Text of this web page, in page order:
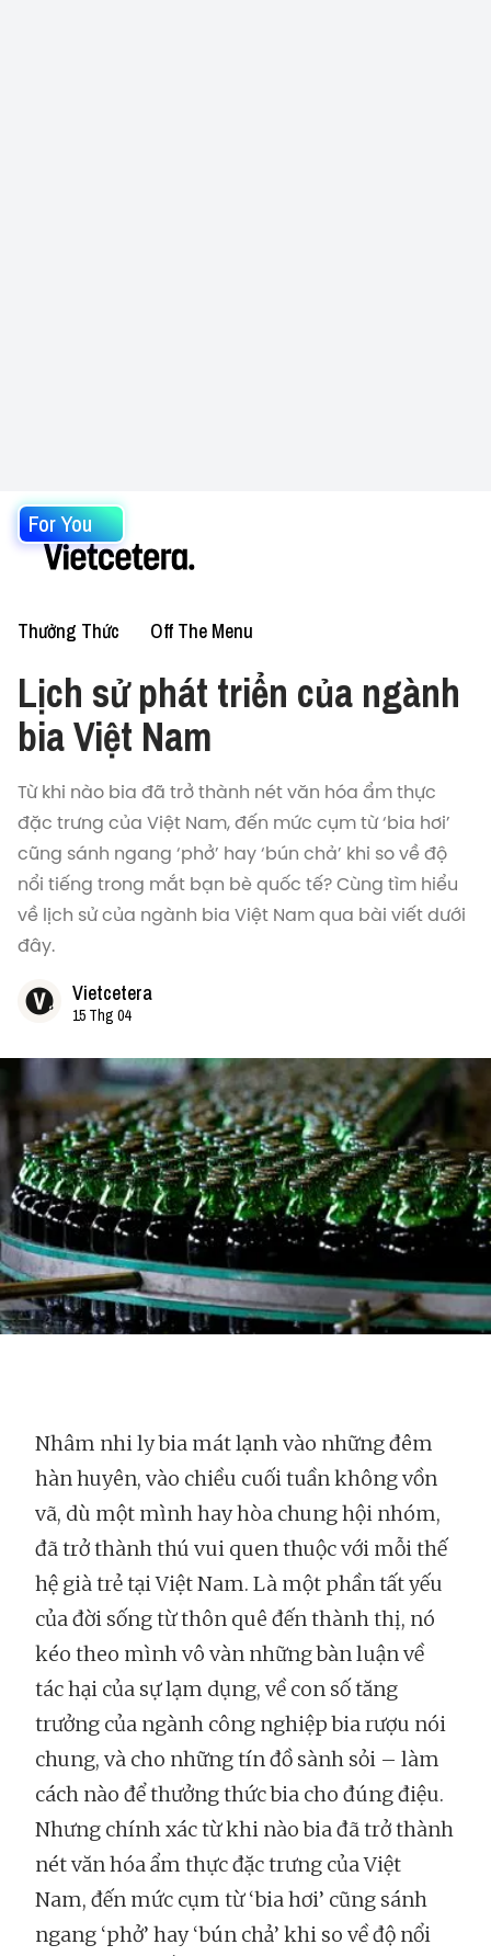
For You
Thưởng Thức Off The Menu
Lịch sử phát triển của ngành
bia Việt Nam
Từ khi nào bia đã trở thành nét văn hóa ẩm thực
đặc trưng của Việt Nam, đến mức cụm từ ‘bia hơi’
cũng sánh ngang ‘phở’ hay ‘bún chả’ khi so về độ
nổi tiếng trong mắt bạn bè quốc tế? Cùng tìm hiểu
về lịch sử của ngành bia Việt Nam qua bài viết dưới
đây.
Vietcetera
15 Thg 04
Nhâm nhi ly bia mát lạnh vào những đêm
hàn huyên, vào chiều cuối tuần không vồn
vã, dù một mình hay hòa chung hội nhóm,
đã trở thành thú vui quen thuộc với mỗi thế
hệ già trẻ tại Việt Nam. Là một phần tất yếu
của đời sống từ thôn quê đến thành thị, nó
kéo theo mình vô vàn những bàn luận về
tác hại của sự lạm dụng, về con số tăng
trưởng của ngành công nghiệp bia rượu nói
chung, và cho những tín đồ sành sỏi – làm
cách nào để thưởng thức bia cho đúng điệu.
Nhưng chính xác từ khi nào bia đã trở thành
nét văn hóa ẩm thực đặc trưng của Việt
Nam, đến mức cụm từ ‘bia hơi’ cũng sánh
ngang ‘phở’ hay ‘bún chả’ khi so về độ nổi